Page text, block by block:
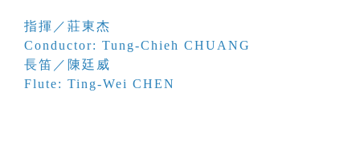
指揮／莊東杰
Conductor: Tung-Chieh CHUANG
長笛／陳廷威
Flute: Ting-Wei CHEN